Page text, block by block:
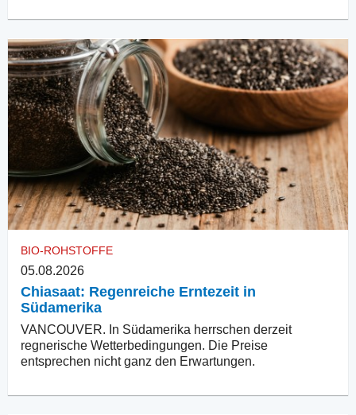
BIO-ROHSTOFFE
05.08.2026
Chiasaat: Regenreiche Erntezeit in
Südamerika
VANCOUVER. In Südamerika herrschen derzeit
regnerische Wetterbedingungen. Die Preise
entsprechen nicht ganz den Erwartungen.